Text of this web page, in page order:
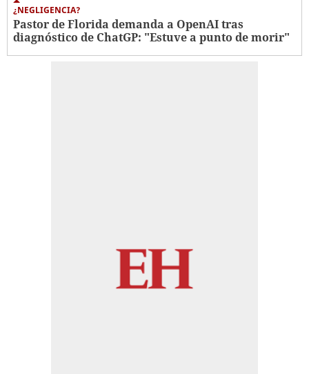
¿NEGLIGENCIA?
Pastor de Florida demanda a OpenAI tras
diagnóstico de ChatGP: "Estuve a punto de morir"